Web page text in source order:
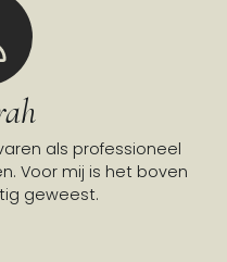
als professioneel
Voor mij is het boven
geweest.